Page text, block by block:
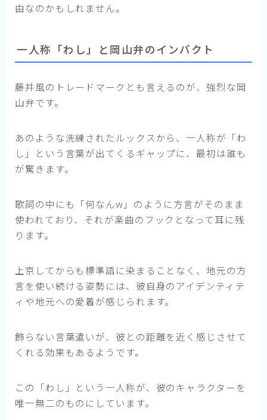
由なのかもしれません。
一人称「わし」と岡山弁のインパクト
藤井風のトレードマークとも言えるのが、強烈な岡
山弁です。
あのような洗練されたルックスから、一人称が「わ
し」という言葉が出てくるギャップに、最初は誰も
が驚きます。
歌詞の中にも「何なんw」のように方言がそのまま
使われており、それが楽曲のフックとなって耳に残
ります。
上京してからも標準語に染まることなく、地元の方
言を使い続ける姿勢には、彼自身のアイデンティテ
ィや地元への愛着が感じられます。
飾らない言葉遣いが、彼との距離を近く感じさせて
くれる効果もあるようです。
この「わし」という一人称が、彼のキャラクターを
唯一無二のものにしています。